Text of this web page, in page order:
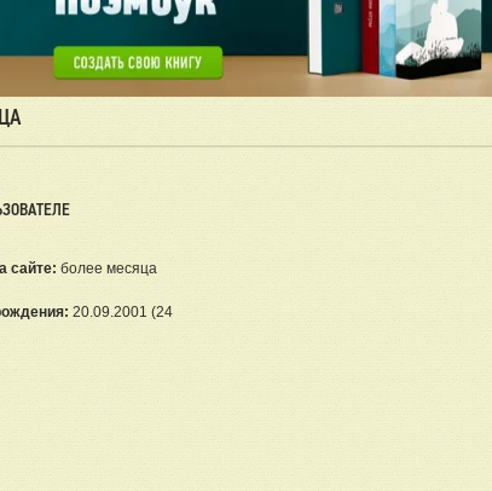
сайте: более месяца
20.09.2001 (24